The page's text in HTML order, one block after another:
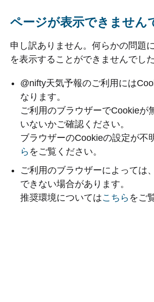
ページが表示できません
申し訳ありません。何らかの問題
を表示することができませんでした
@nifty天気予報のご利用には
なります。
ご利用のブラウザーでCookieが
いないかご確認ください。
ブラウザーのCookieの設定が不
ら をご覧ください。
ご利用のブラウザーによっては
できない場合があります。
推奨環境についてはこちら をご